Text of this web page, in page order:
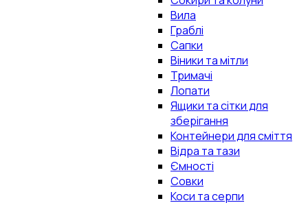
Вила
Граблі
Сапки
Віники та мітли
Тримачі
Лопати
Ящики та сітки для
зберігання
Контейнери для сміття
Відра та тази
Ємності
Совки
Коси та серпи